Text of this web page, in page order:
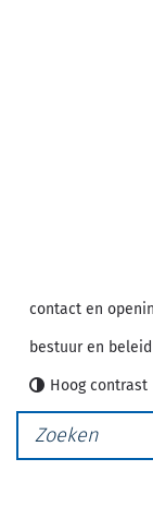
contact en
bestuur en beleid
Hoog contrast
Waarmee
kunnen